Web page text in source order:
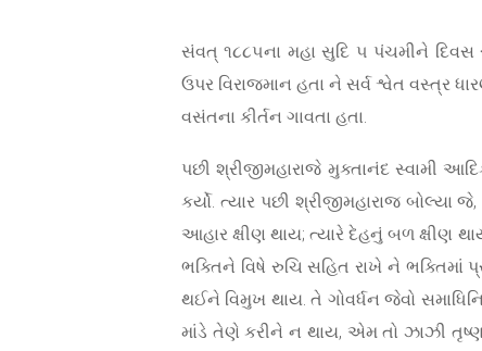
સંવત્ ૧૮૮૫ના મહા સુદિ ૫ પંચમીને દિવસ
ઉપર વિરાજમાન હતા ને સર્વ શ્વેત વસ્ત્ર
વસંતના કીર્તન ગાવતા હતા.
પછી શ્રીજીમહારાજે મુક્તાનંદ સ્વામી
કર્યો. ત્યાર પછી શ્રીજીમહારાજ
આહાર ક્ષીણ થાય; ત્યારે દેહનું બળ ક્ષીણ
ભક્તિને વિષે રુચિ સહિત રાખે ને
થઈને વિમુખ થાય. તે ગોવર્ધન જેવો
માંડે તેણે કરીને ન થાય, એમ તો ઝાઝી